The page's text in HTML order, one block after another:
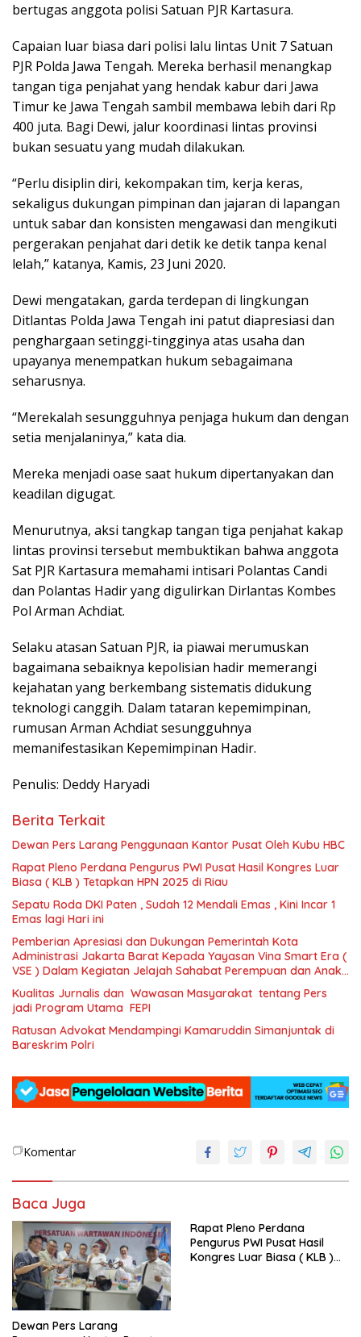
bertugas anggota polisi Satuan PJR Kartasura.
Capaian luar biasa dari polisi lalu lintas Unit 7 Satuan
PJR Polda Jawa Tengah. Mereka berhasil menangkap
tangan tiga penjahat yang hendak kabur dari Jawa
Timur ke Jawa Tengah sambil membawa lebih dari Rp
400 juta. Bagi Dewi, jalur koordinasi lintas provinsi
bukan sesuatu yang mudah dilakukan.
“Perlu disiplin diri, kekompakan tim, kerja keras,
sekaligus dukungan pimpinan dan jajaran di lapangan
untuk sabar dan konsisten mengawasi dan mengikuti
pergerakan penjahat dari detik ke detik tanpa kenal
lelah,” katanya, Kamis, 23 Juni 2020.
Dewi mengatakan, garda terdepan di lingkungan
Ditlantas Polda Jawa Tengah ini patut diapresiasi dan
penghargaan setinggi-tingginya atas usaha dan
upayanya menempatkan hukum sebagaimana
seharusnya.
“Merekalah sesungguhnya penjaga hukum dan dengan
setia menjalaninya,” kata dia.
Mereka menjadi oase saat hukum dipertanyakan dan
keadilan digugat.
Menurutnya, aksi tangkap tangan tiga penjahat kakap
lintas provinsi tersebut membuktikan bahwa anggota
Sat PJR Kartasura memahami intisari Polantas Candi
dan Polantas Hadir yang digulirkan Dirlantas Kombes
Pol Arman Achdiat.
Selaku atasan Satuan PJR, ia piawai merumuskan
bagaimana sebaiknya kepolisian hadir memerangi
kejahatan yang berkembang sistematis didukung
teknologi canggih. Dalam tataran kepemimpinan,
rumusan Arman Achdiat sesungguhnya
memanifestasikan Kepemimpinan Hadir.
Penulis: Deddy Haryadi
Berita Terkait
Dewan Pers Larang Penggunaan Kantor Pusat Oleh Kubu HBC
Rapat Pleno Perdana Pengurus PWI Pusat Hasil Kongres Luar
Biasa ( KLB ) Tetapkan HPN 2025 di Riau
Sepatu Roda DKI Paten , Sudah 12 Mendali Emas , Kini Incar 1
Emas lagi Hari ini
Pemberian Apresiasi dan Dukungan Pemerintah Kota
Administrasi Jakarta Barat Kepada Yayasan Vina Smart Era (
VSE ) Dalam Kegiatan Jelajah Sahabat Perempuan dan Anak (
SAPA )
Kualitas Jurnalis dan Wawasan Masyarakat tentang Pers
jadi Program Utama FEPI
Ratusan Advokat Mendampingi Kamaruddin Simanjuntak di
Bareskrim Polri
Komentar
Baca Juga
Dewan Pers Larang
Rapat Pleno Perdana
Pengurus PWI Pusat Hasil
Kongres Luar Biasa ( KLB )